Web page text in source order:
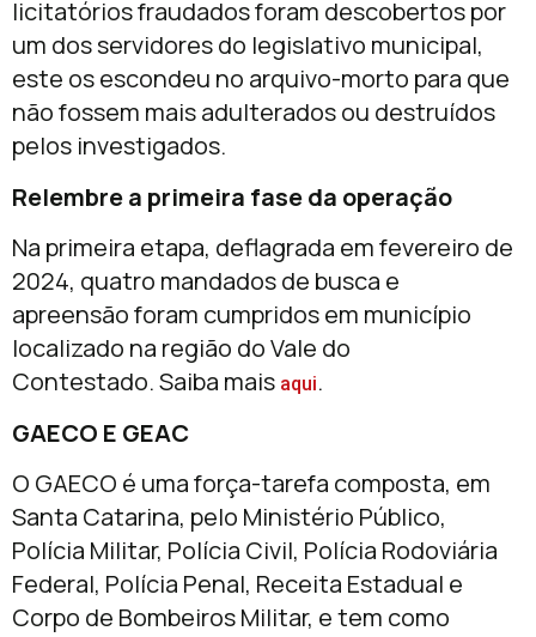
licitatórios fraudados foram descobertos por
um dos servidores do legislativo municipal,
este os escondeu no arquivo-morto para que
não fossem mais adulterados ou destruídos
pelos investigados.
Relembre a primeira fase da operação
Na primeira etapa, deflagrada em fevereiro de
2024, quatro mandados de busca e
apreensão foram cumpridos em município
localizado na região do Vale do
Contestado. Saiba mais aqui.
GAECO E GEAC
O GAECO é uma força-tarefa composta, em
Santa Catarina, pelo Ministério Público,
Polícia Militar, Polícia Civil, Polícia Rodoviária
Federal, Polícia Penal, Receita Estadual e
Corpo de Bombeiros Militar, e tem como